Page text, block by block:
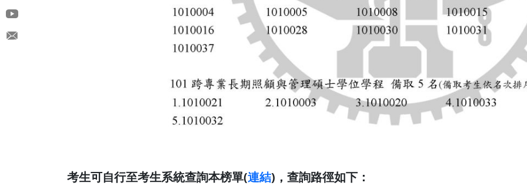
考生可自行至考生系統查詢本榜單(連結)，查詢路徑如下：